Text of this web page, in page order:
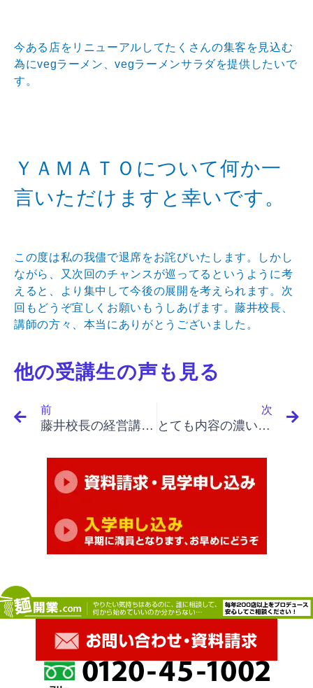
今ある店をリニューアルしてたくさんの集客を見込む
為にvegラーメン、vegラーメンサラダを提供したいで
す。
ＹＡＭＡＴＯについて何か一
言いただけますと幸いです。
この度は私の我儘で退席をお詫びいたします。しかし
ながら、又次回のチャンスが巡ってるというように考
えると、より集中して今後の展開を考えられます。次
回もどうぞ宜しくお願いもうしあげます。藤井校長、
講師の方々、本当にありがとうございました。
他の受講生の声も見る
前
藤井校長の経営講義では最新の飲食店の動向を知れました。
次
とても内容の濃い、情報にあふれている最高な経験でした。